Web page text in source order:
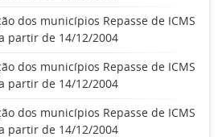
dos municípios Repasse de ICMS
partir de 14/12/2004
dos municípios Repasse de ICMS
partir de 14/12/2004
dos municípios Repasse de ICMS
partir de 14/12/2004